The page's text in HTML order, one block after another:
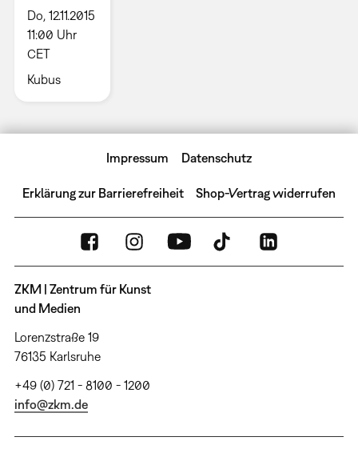
Do, 12.11.2015
11:00 Uhr
CET
Kubus
Impressum Datenschutz
Erklärung zur Barrierefreiheit Shop-Vertrag widerrufen
ZKM | Zentrum für Kunst
und Medien
Lorenzstraße 19
76135 Karlsruhe
+49 (0) 721 - 8100 - 1200
info@zkm.de